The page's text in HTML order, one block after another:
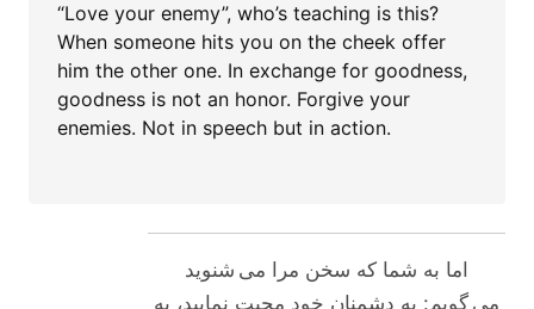
“Love your enemy”, who’s teaching is this?
When someone hits you on the cheek offer
him the other one. In exchange for goodness,
goodness is not an honor. Forgive your
enemies. Not in speech but in action.
اما به شما که سخن مرا می شنوید
می گویم: به دشمنان خود محبت نمایید، به